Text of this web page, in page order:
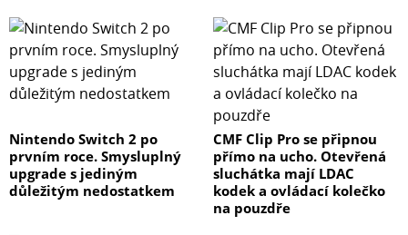
Nintendo Switch 2 po
prvním roce. Smysluplný
upgrade s jediným
důležitým nedostatkem
CMF Clip Pro se připnou
přímo na ucho. Otevřená
sluchátka mají LDAC
kodek a ovládací kolečko
na pouzdře